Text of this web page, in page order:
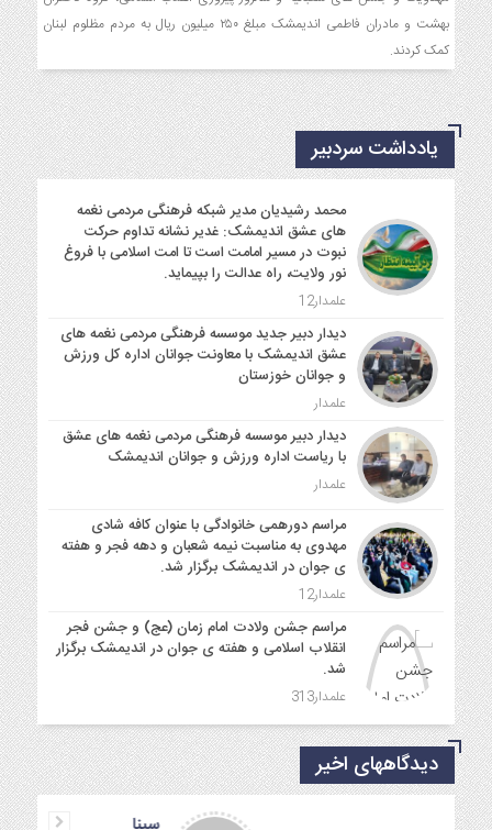
بهشت و مادران فاطمی اندیمشک مبلغ ۲۵۰ میلیون ریال به مردم مظلوم لبنان
کمک کردند.
یادداشت سردبیر
محمد رشیدیان مدیر شبکه فرهنگی مردمی نغمه
های عشق اندیمشک: غدیر نشانه تداوم حرکت
نبوت در مسیر امامت است تا امت اسلامی با فروغ
نور ولایت، راه عدالت را بپیماید.
علمدار12
دیدار دبیر جدید موسسه فرهنگی مردمی نغمه های
عشق اندیمشک با معاونت جوانان اداره کل ورزش
و جوانان خوزستان
علمدار
دیدار دبیر موسسه فرهنگی مردمی نغمه های عشق
با ریاست اداره ورزش و جوانان اندیمشک
علمدار
مراسم دورهمی خانوادگی با عنوان کافه شادی
مهدوی به مناسبت نیمه شعبان و دهه فجر و هفته
ی جوان در اندیمشک برگزار شد.
علمدار12
مراسم جشن ولادت امام زمان (عج) و جشن فجر
انقلاب اسلامی و هفته ی جوان در اندیمشک برگزار
شد.
علمدار313
دیدگاههای اخیر